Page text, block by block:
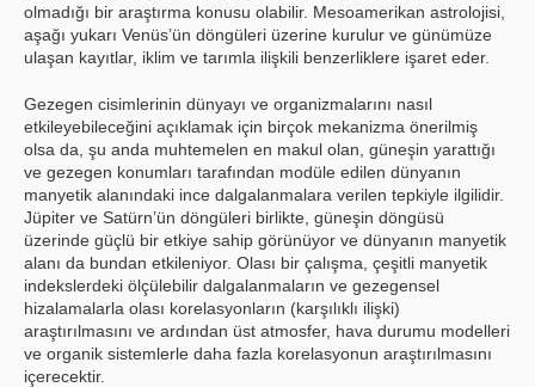
olmadığı bir araştırma konusu olabilir. Mesoamerikan astrolojisi,
aşağı yukarı Venüs’ün döngüleri üzerine kurulur ve günümüze
ulaşan kayıtlar, iklim ve tarımla ilişkili benzerliklere işaret eder.
Gezegen cisimlerinin dünyayı ve organizmalarını nasıl
etkileyebileceğini açıklamak için birçok mekanizma önerilmiş
olsa da, şu anda muhtemelen en makul olan, güneşin yarattığı
ve gezegen konumları tarafından modüle edilen dünyanın
manyetik alanındaki ince dalgalanmalara verilen tepkiyle ilgilidir.
Jüpiter ve Satürn’ün döngüleri birlikte, güneşin döngüsü
üzerinde güçlü bir etkiye sahip görünüyor ve dünyanın manyetik
alanı da bundan etkileniyor. Olası bir çalışma, çeşitli manyetik
indekslerdeki ölçülebilir dalgalanmaların ve gezegensel
hizalamalarla olası korelasyonların (karşılıklı ilişki)
araştırılmasını ve ardından üst atmosfer, hava durumu modelleri
ve organik sistemlerle daha fazla korelasyonun araştırılmasını
içerecektir.